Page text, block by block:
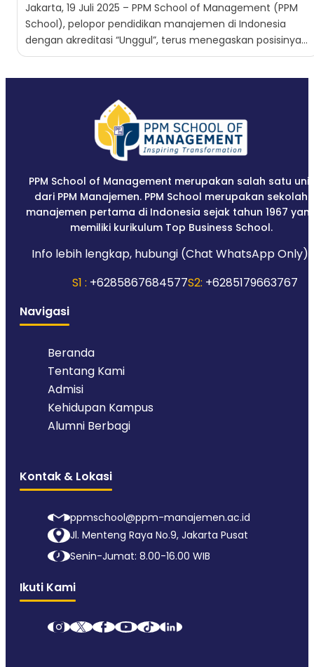
Jakarta, 19 Juli 2025 – PPM School of Management (PPM
School), pelopor pendidikan manajemen di Indonesia
dengan akreditasi “Unggul”, terus menegaskan posisinya
sebagai institusi yang...
PPM School of Management merupakan salah satu unit
dari PPM Manajemen. PPM School merupakan sekolah
manajemen pertama di Indonesia sejak tahun 1967
memiliki kurikulum Top Business School.
Info lebih lengkap, hubungi (Chat WhatsApp Only):
S1 : +6285867684577S2: +6285179663767
Navigasi
Beranda
Tentang Kami
Admisi
Kehidupan Kampus
Alumni Berbagi
Kontak & Lokasi
ppmschool@ppm-manajemen.ac.id
Jl. Menteng Raya No.9, Jakarta Pusat
Senin-Jumat: 8.00-16.00 WIB
Ikuti Kami